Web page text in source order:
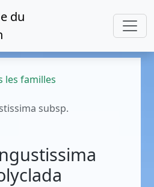
du
les familles
subsp.